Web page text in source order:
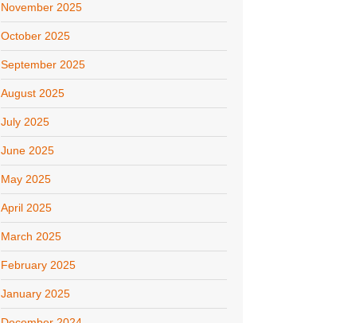
November 2025
October 2025
September 2025
August 2025
July 2025
June 2025
May 2025
April 2025
March 2025
February 2025
January 2025